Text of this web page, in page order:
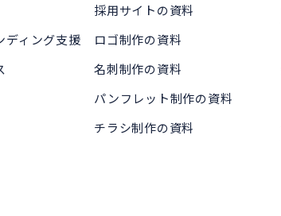
ディング支援
採用サイトの資料
ロゴ制作の資料
名刺制作の資料
パンフレット制作の資料
チラシ制作の資料